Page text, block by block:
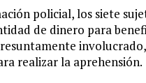
policial, los siete
de dinero para
realizar la aprehensión.